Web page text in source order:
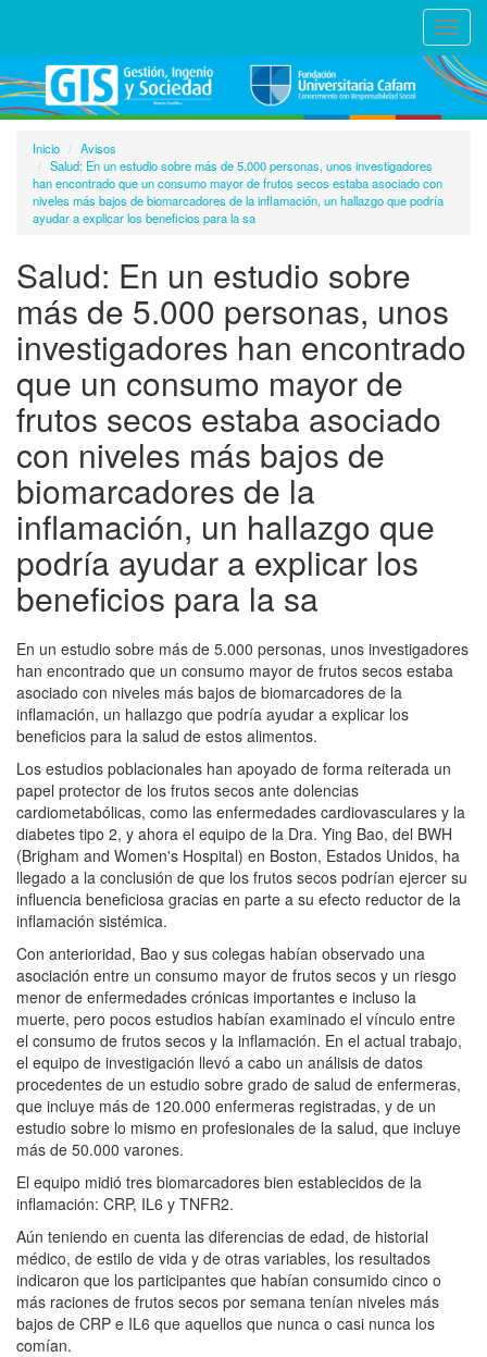
Inicio
Avisos
Salud: En un estudio sobre más de 5.000 personas, unos investigadores
han encontrado que un consumo mayor de frutos secos estaba asociado con
niveles más bajos de biomarcadores de la inflamación, un hallazgo que podría
ayudar a explicar los beneficios para la sa
Salud: En un estudio sobre
más de 5.000 personas, unos
investigadores han encontrado
que un consumo mayor de
frutos secos estaba asociado
con niveles más bajos de
biomarcadores de la
inflamación, un hallazgo que
podría ayudar a explicar los
beneficios para la sa
En un estudio sobre más de 5.000 personas, unos investigadores
han encontrado que un consumo mayor de frutos secos estaba
asociado con niveles más bajos de biomarcadores de la
inflamación, un hallazgo que podría ayudar a explicar los
beneficios para la salud de estos alimentos.
Los estudios poblacionales han apoyado de forma reiterada un
papel protector de los frutos secos ante dolencias
cardiometabólicas, como las enfermedades cardiovasculares y la
diabetes tipo 2, y ahora el equipo de la Dra. Ying Bao, del BWH
(Brigham and Women's Hospital) en Boston, Estados Unidos, ha
llegado a la conclusión de que los frutos secos podrían ejercer su
influencia beneficiosa gracias en parte a su efecto reductor de la
inflamación sistémica.
Con anterioridad, Bao y sus colegas habían observado una
asociación entre un consumo mayor de frutos secos y un riesgo
menor de enfermedades crónicas importantes e incluso la
muerte, pero pocos estudios habían examinado el vínculo entre
el consumo de frutos secos y la inflamación. En el actual trabajo,
el equipo de investigación llevó a cabo un análisis de datos
procedentes de un estudio sobre grado de salud de enfermeras,
que incluye más de 120.000 enfermeras registradas, y de un
estudio sobre lo mismo en profesionales de la salud, que incluye
más de 50.000 varones.
El equipo midió tres biomarcadores bien establecidos de la
inflamación: CRP, IL6 y TNFR2.
Aún teniendo en cuenta las diferencias de edad, de historial
médico, de estilo de vida y de otras variables, los resultados
indicaron que los participantes que habían consumido cinco o
más raciones de frutos secos por semana tenían niveles más
bajos de CRP e IL6 que aquellos que nunca o casi nunca los
comían.